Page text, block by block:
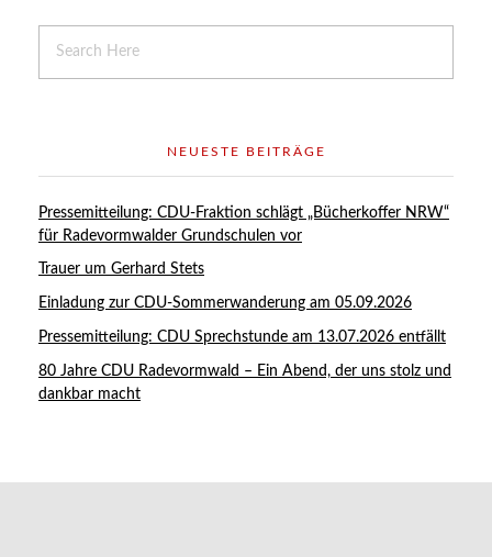
NEUESTE BEITRÄGE
Pressemitteilung: CDU-Fraktion schlägt „Bücherkoffer NRW“
für Radevormwalder Grundschulen vor
Trauer um Gerhard Stets
Einladung zur CDU-Sommerwanderung am 05.09.2026
Pressemitteilung: CDU Sprechstunde am 13.07.2026 entfällt
80 Jahre CDU Radevormwald – Ein Abend, der uns stolz und
dankbar macht